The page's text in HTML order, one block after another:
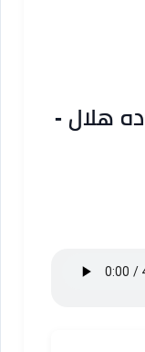
هلال -